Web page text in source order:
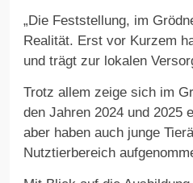
„Die Feststellung, im
Realität. Erst vor Kurzem
und trägt zur lokalen
Trotz allem zeige sich im
den Jahren 2024 und 2025
aber haben auch junge
Nutztierbereich